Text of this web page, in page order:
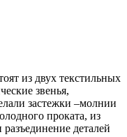
из двух текстильных
звенья,
застежки –молнии
проката, из
деталей